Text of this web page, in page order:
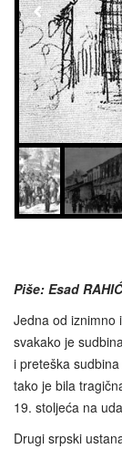
Piše: Esad RAHIĆ
Jedna od iznimno
svakako je
i preteška
tako je bila
19. stoljeća na
Drugi srpski